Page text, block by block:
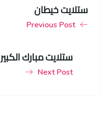
ستلايت خيطان
Previous Post
ستلايت مبارك الكبير
Next Post